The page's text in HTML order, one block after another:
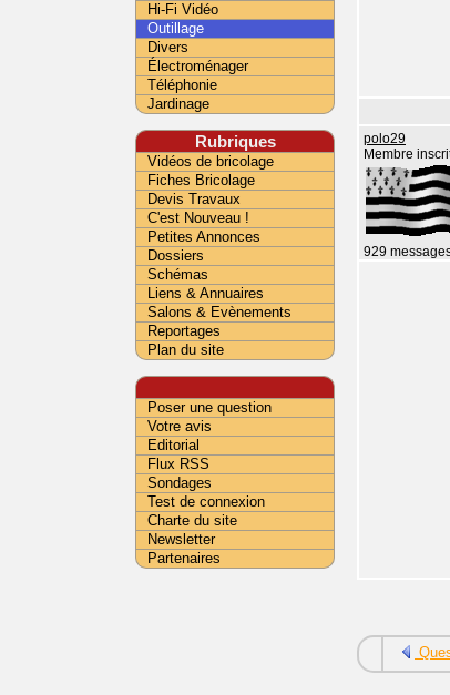
polo29
Membre
929
Hi-Fi Vidéo
Outillage
Divers
Électroménager
Téléphonie
Jardinage
Rubriques
Vidéos de bricolage
Fiches Bricolage
Devis Travaux
C'est Nouveau !
Petites Annonces
Dossiers
Schémas
Liens & Annuaires
Salons & Evènements
Reportages
Plan du site
Poser une question
Votre avis
Editorial
Flux RSS
Sondages
Test de connexion
Charte du site
Newsletter
Partenaires